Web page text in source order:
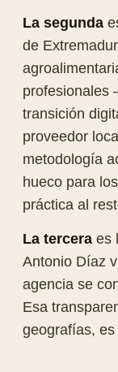
La segunda
de
profesionales
transición
proveedor
metodología
hueco para
práctica al
La tercera es
Antonio Díaz
agencia se
Esa
geografías,